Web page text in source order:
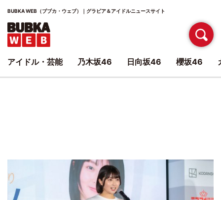
BUBKA WEB（ブブカ・ウェブ）｜グラビア＆アイドルニュースサイト
アイドル・芸能 乃木坂46 日向坂46 櫻坂46